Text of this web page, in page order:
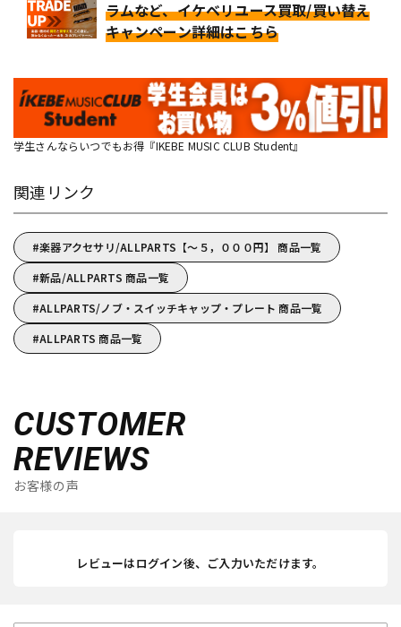
ラムなど、イケベリユース買取/買い替え
キャンペーン詳細はこちら
学生さんならいつでもお得『IKEBE MUSIC CLUB Student』
関連リンク
楽器アクセサリ/ALLPARTS【～５，０００円】 商品一覧
新品/ALLPARTS 商品一覧
ALLPARTS/ノブ・スイッチキャップ・プレート 商品一覧
ALLPARTS 商品一覧
CUSTOMER
REVIEWS
お客様の声
レビューはログイン後、ご入力いただけます。